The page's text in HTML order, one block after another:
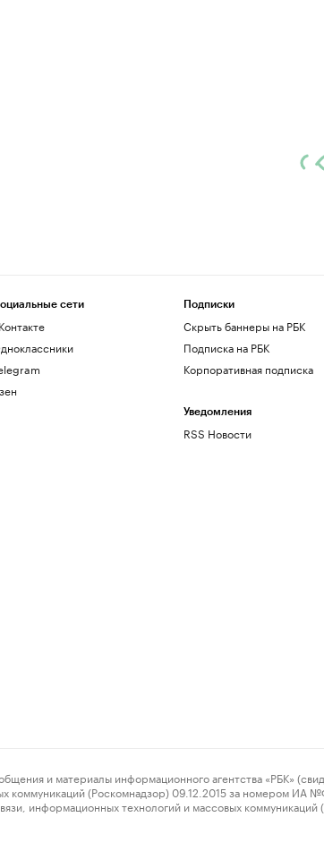
сети Подписки
Скрыть баннеры на РБК
Подписка на РБК
Корпоративная подписка
Уведомления
RSS Новости
материалы информационного агентства «РБК»
(Роскомнадзор) 09.12.2015 за номером ИА
информационных технологий и массовых